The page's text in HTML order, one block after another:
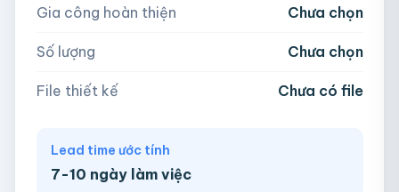
AI, PDF, EPS, PSD, PNG, JPG (tối đa 50MB)
Gia công hoàn thiện Chưa chọn
Số lượng Chưa chọn
File thiết kế Chưa có file
Lead time ước tính
7-10 ngày làm việc